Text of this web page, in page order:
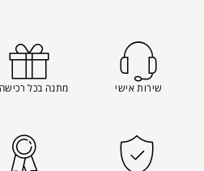
שירות אישי מתנה בכל